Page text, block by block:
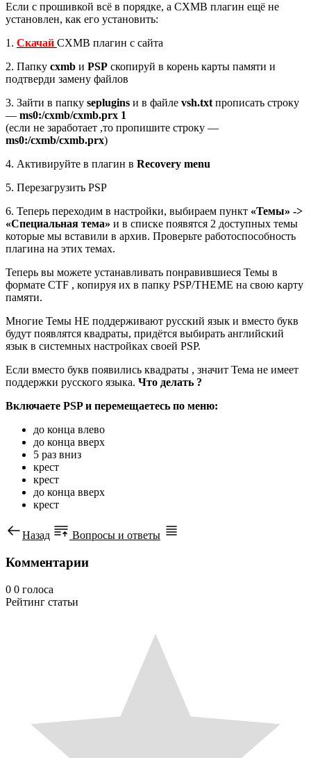
Если с прошивкой всё в порядке, а CXMB плагин ещё не
установлен, как его установить:
1. Скачай CXMB плагин с сайта
2. Папку cxmb и PSP скопируй в корень карты памяти и
подтверди замену файлов
3. Зайти в папку seplugins и в файле vsh.txt прописать строку
— ms0:/cxmb/cxmb.prx 1
(если не заработает ,то пропишите строку —
ms0:/cxmb/cxmb.prx)
4. Активируйте в плагин в Recovery menu
5. Перезагрузить PSP
6. Теперь переходим в настройки, выбираем пункт «Темы» ->
«Специальная тема» и в списке появятся 2 доступных темы
которые мы вставили в архив. Проверьте работоспособность
плагина на этих темах.
Теперь вы можете устанавливать понравившиеся Темы в
формате CTF , копируя их в папку PSP/THEME на свою карту
памяти.
Многие Темы НЕ поддерживают русский язык и вместо букв
будут появлятся квадраты, придётся выбирать английский
язык в системных настройках своей PSP.
Если вместо букв появились квадраты , значит Тема не имеет
поддержки русского языка. Что делать ?
Включаете PSP и перемещаетесь по меню:
до конца влево
до конца вверх
5 раз вниз
крест
крест
до конца вверх
крест
Назад Вопросы и ответы
Комментарии
0 0 голоса
Рейтинг статьи